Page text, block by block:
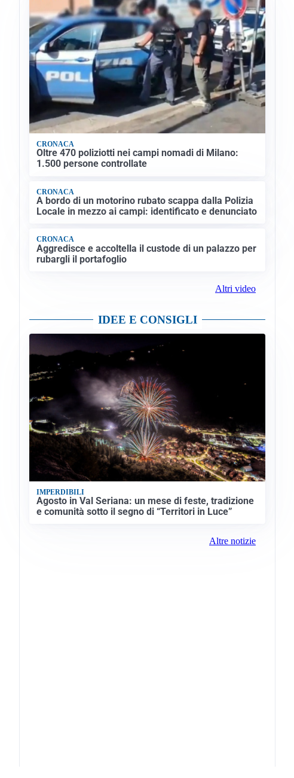
CRONACA
Oltre 470 poliziotti nei campi nomadi di Milano:
1.500 persone controllate
CRONACA
A bordo di un motorino rubato scappa dalla Polizia
Locale in mezzo ai campi: identificato e denunciato
CRONACA
Aggredisce e accoltella il custode di un palazzo per
rubargli il portafoglio
Altri video
IDEE E CONSIGLI
IMPERDIBILI
Agosto in Val Seriana: un mese di feste, tradizione
e comunità sotto il segno di “Territori in Luce”
Altre notizie